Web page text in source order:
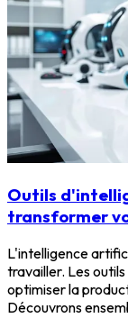
Outils
transformer
L'intelligence
travailler. Les
optimiser la
Découvrons